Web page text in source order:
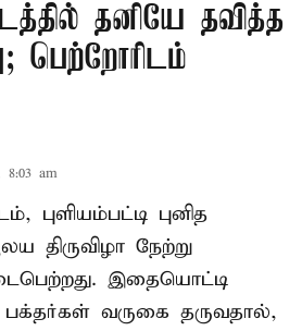
தனியே தவித்த
பெற்றோரிடம்
8:03 am
புளியம்பட்டி புனித
நேற்று
இதையொட்டி
வருகை தருவதால்,